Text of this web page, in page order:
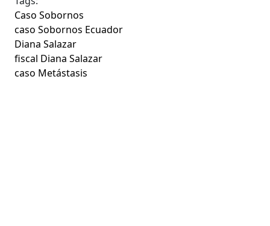
Caso Sobornos
caso Sobornos Ecuador
Diana Salazar
fiscal Diana Salazar
caso Metástasis